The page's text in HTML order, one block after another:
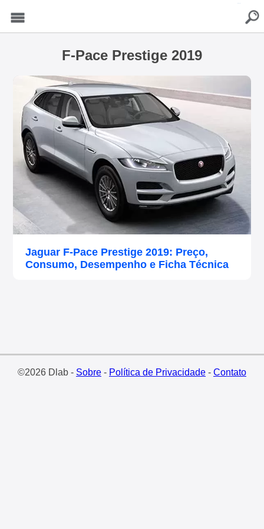
F-Pace Prestige 2019
Jaguar F-Pace Prestige 2019: Preço,
Consumo, Desempenho e Ficha Técnica
©2026 Dlab - Sobre- Política de Privacidade- Contato